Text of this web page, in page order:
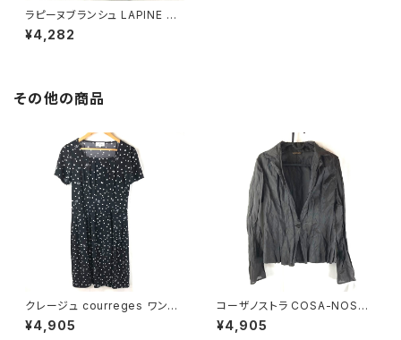
ラピーヌブランシュ LAPINE BL
ANCHE ジャケット 緑 紫 9サイ
ズ 888533
¥4,282
その他の商品
クレージュ courreges ワンピ
ース 半袖 ドット ブランドロゴ
飾りポケット 黒 38サイズ 9214
¥4,905
コーザノストラ COSA-NOSTR
A カットソー 長袖 シースルー
絹 スリット袖 濃ブラウン系 40
¥4,905